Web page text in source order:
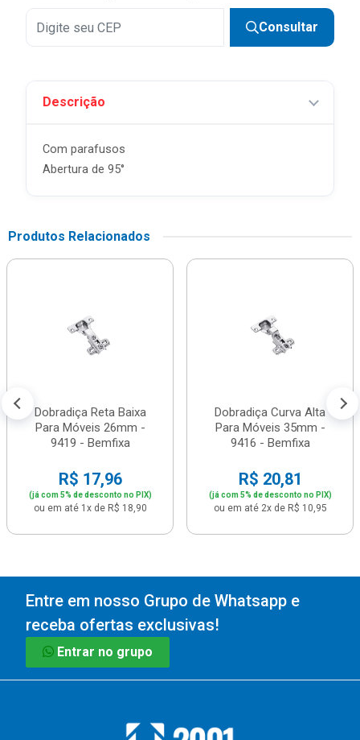
Consultar
Descrição
Com parafusos
Abertura de 95°
Produtos Relacionados
Dobradiça Reta Baixa
Para Móveis 26mm -
9419 - Bemfixa
R$ 17,96
(já com 5% de desconto no PIX)
ou em até 1x de R$ 18,90
Dobradiça Curva Alta
Para Móveis 35mm -
9416 - Bemfixa
R$ 20,81
(já com 5% de desconto no PIX)
ou em até 2x de R$ 10,95
Entre em nosso Grupo de Whatsapp e
receba ofertas exclusivas!
Entrar no grupo